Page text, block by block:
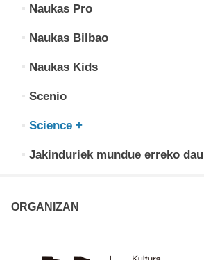
Naukas Pro
Naukas Bilbao
Naukas Kids
Scenio
Science +
Jakinduriek mundue erreko dau
ORGANIZAN